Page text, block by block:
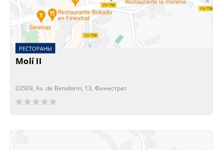
РЕСТОРАНЫ
Molí II
03509, Av. de Benidorm, 13, Финестрат
Сейчас открыто!
Сейчас закрыто!